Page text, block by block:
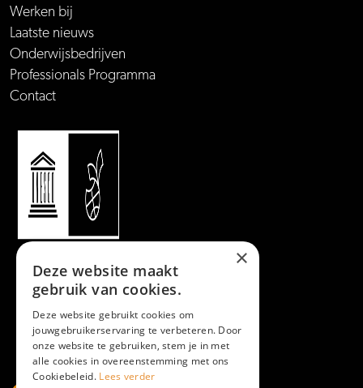
Werken bij
Laatste nieuws
Onderwijsbedrijven
Professionals Programma
Contact
×
Deze website maakt
gebruik van cookies.
Deze website gebruikt cookies om
jouwgebruikerservaring te verbeteren. Door
onze website te gebruiken, stem je in met
alle cookies in overeenstemming met ons
Cookiebeleid. Lees verder